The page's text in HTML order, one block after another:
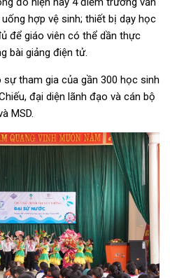
hợp vệ sinh; thiết bị dạy học
để giáo viên có thể dần thực
bài giảng điện tử.
tham gia của gần 300 học sinh
đại diện lãnh đạo và cán bộ
MSD.